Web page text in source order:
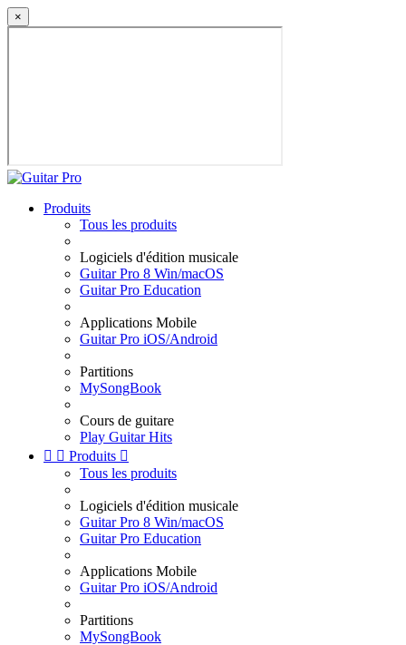
×
Produits
Tous les produits
Logiciels d'édition musicale
Guitar Pro 8 Win/macOS
Guitar Pro Education
Applications Mobile
Guitar Pro iOS/Android
Partitions
MySongBook
Cours de guitare
Play Guitar Hits
  Produits 
Tous les produits
Logiciels d'édition musicale
Guitar Pro 8 Win/macOS
Guitar Pro Education
Applications Mobile
Guitar Pro iOS/Android
Partitions
MySongBook